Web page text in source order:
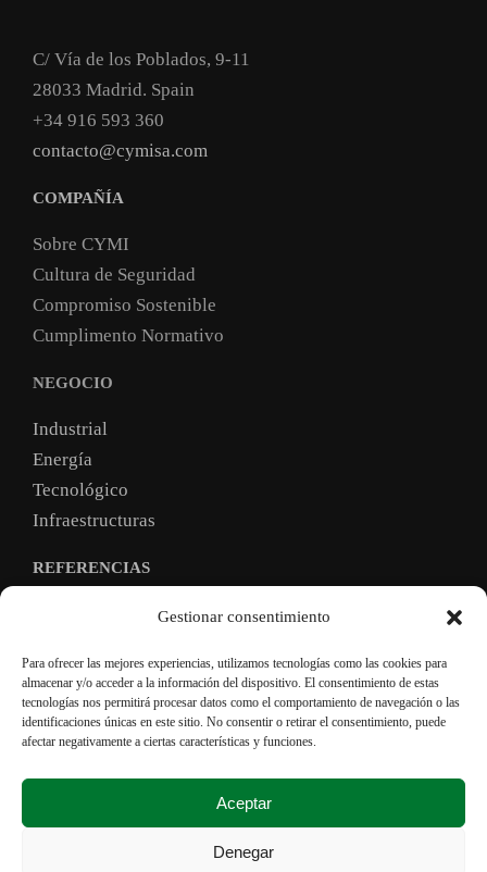
Gestionar consentimiento
Para ofrecer las mejores experiencias, utilizamos tecnologías como las cookies para
almacenar y/o acceder a la información del dispositivo. El consentimiento de estas
tecnologías nos permitirá procesar datos como el comportamiento de navegación o las
identificaciones únicas en este sitio. No consentir o retirar el consentimiento, puede
afectar negativamente a ciertas características y funciones.
Aceptar
Denegar
C/ Vía de los Poblados, 9-11
28033 Madrid. Spain
+34 916 593 360
contacto@cymisa.com
COMPAÑÍA
Sobre CYMI
Cultura de Seguridad
Compromiso Sostenible
Cumplimento Normativo
NEGOCIO
Industrial
Energía
Tecnológico
Infraestructuras
REFERENCIAS
TRABAJA CON NOSOTROS
Condiciones generales
Política de privacidad
Condiciones de Compra
Transparencia e integridad